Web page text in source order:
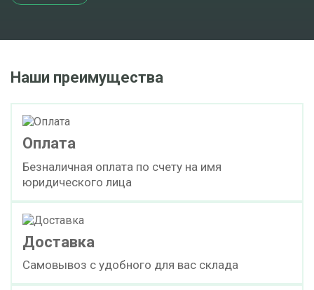
Наши преимущества
Оплата
Безналичная оплата по счету на имя
юридического лица
Доставка
Самовывоз с удобного для вас склада